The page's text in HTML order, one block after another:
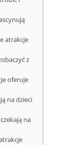
atrakcje
z
oferuje
na dzieci
na